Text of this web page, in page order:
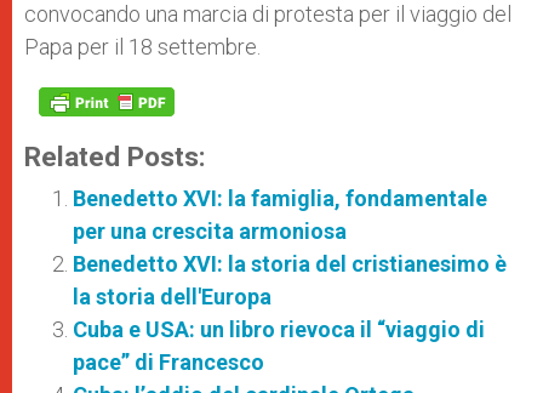
convocando una marcia di protesta per il viaggio del
Papa per il 18 settembre.
Related Posts:
Benedetto XVI: la famiglia, fondamentale
per una crescita armoniosa
Benedetto XVI: la storia del cristianesimo è
la storia dell'Europa
Cuba e USA: un libro rievoca il “viaggio di
pace” di Francesco